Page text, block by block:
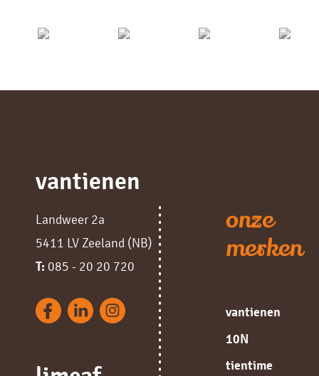
vantienen
Landweer 2a
5411 LV Zeeland (NB)
T: 085 - 20 20 720
onze
merken
vantienen
10N
tientime